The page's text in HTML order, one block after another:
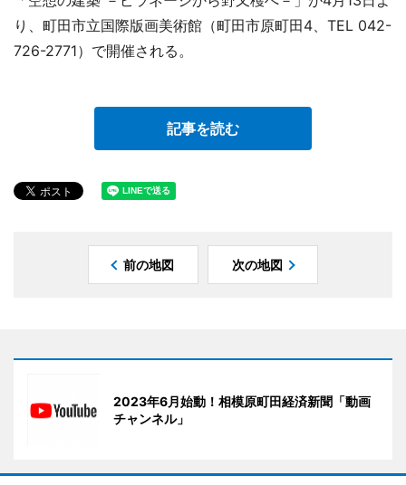
り、町田市立国際版画美術館（町田市原町田4、TEL 042-
726-2771）で開催される。
記事を読む
前の地図 次の地図
2023年6月始動！相模原町田経済新聞「動画
チャンネル」